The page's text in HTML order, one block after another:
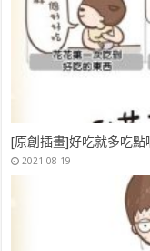
[原創插畫]好吃就多吃點
2021-08-19